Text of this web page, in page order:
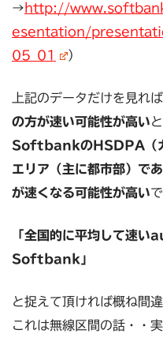
→ http://
esentation/
05_01
）
上記のデータだけを見れば
の方が速い可能性が高い
SoftbankのHSDPA（
エリア（主に都市部）
が速くなる可能性が高い
「全国的に平均して速い
Softbank」
と捉えて頂ければ概ね間
これは無線区間の話・・